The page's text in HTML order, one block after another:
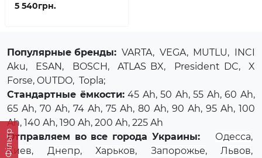
Фільтр
5 540грн.
Популярные бренды: VARTA, VEGA, MUTLU, INCI
Aku, ESAN, BOSCH,ATLAS BX, President DC,X
Forse, OUTDO, Topla;
Стандартные ёмкости:45 Ah, 50 Ah, 55 Ah, 60 Ah,
65 Ah, 70 Ah, 74 Ah, 75 Ah, 80 Ah, 90 Ah, 95 Ah, 100
Ah, 140 Ah, 190 Ah, 200 Ah, 225 Ah
Отправляем во все города Украины:
Одесса,
Киев, Днепр, Харьков, Запорожье, Львов,